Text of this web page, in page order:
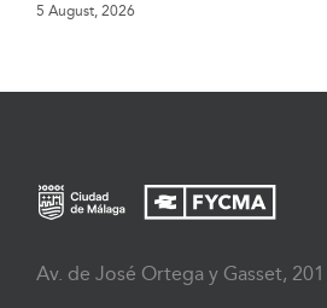
5 August, 2026
Av. de José Ortega y Gasset,